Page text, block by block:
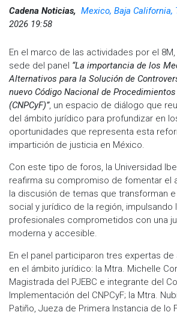
Cadena Noticias, Mexico, Baja California,
2026 19:58
En el marco de las actividades por el 8M,
sede del panel “La importancia de los
Alternativos para la Solución de
nuevo Código Nacional de
(CNPCyF)”, un espacio de diálogo que
del ámbito jurídico para profundizar en
oportunidades que representa esta
impartición de justicia en México.
Con este tipo de foros, la Universidad
reafirma su compromiso de fomentar el
la discusión de temas que transforman
social y jurídico de la región, impulsando
profesionales comprometidos con una
moderna y accesible.
En el panel participaron tres expertas
en el ámbito jurídico: la Mtra. Michelle
Magistrada del PJEBC e integrante del
Implementación del CNPCyF; la Mtra.
Patiño, Jueza de Primera Instancia de lo